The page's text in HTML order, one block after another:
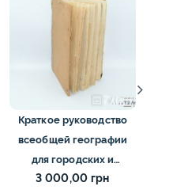
Краткое руководство
всеобщей географии
для городских и
уездных училищ.
3 000,00 грн